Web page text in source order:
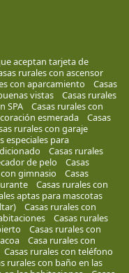
aceptan tarjeta de
rurales con ascensor
con aparcamiento
Casas
vistas
Casas rurales
SPA
Casas rurales con
esmerada
Casas
rurales con garaje
especiales para
Casas rurales
de pelo
Casas
gimnasio
Casas
Casas rurales con
aptas para mascotas
Casas rurales con
Casas rurales
Casas rurales con
Casa rurales con
Casas rurales con teléfono
rurales con baño en las